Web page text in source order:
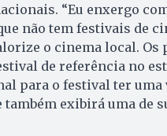
“Eu enxergo
não tem festivais de
o cinema local. Os
de referência no
para o festival ter
também exibirá uma de